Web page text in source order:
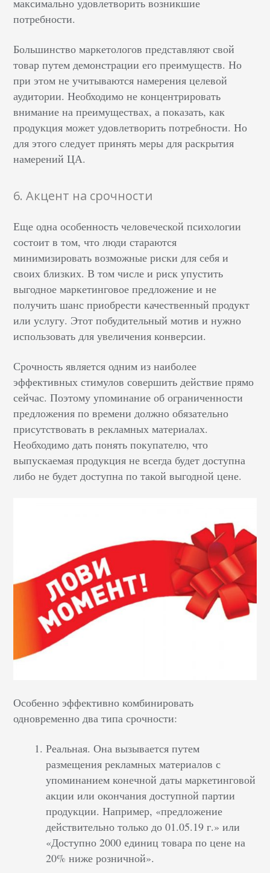
потребности.
Большинство маркетологов представляют свой
товар путем демонстрации его преимуществ. Но
при этом не учитываются намерения целевой
аудитории. Необходимо не концентрировать
внимание на преимуществах, а показать, как
продукция может удовлетворить потребности. Но
для этого следует принять меры для раскрытия
намерений ЦА.
6. Акцент на срочности
Еще одна особенность человеческой психологии
состоит в том, что люди стараются
минимизировать возможные риски для себя и
своих близких. В том числе и риск упустить
выгодное маркетинговое предложение и не
получить шанс приобрести качественный продукт
или услугу. Этот побудительный мотив и нужно
использовать для увеличения конверсии.
Срочность является одним из наиболее
эффективных стимулов совершить действие прямо
сейчас. Поэтому упоминание об ограниченности
предложения по времени должно обязательно
присутствовать в рекламных материалах.
Необходимо дать понять покупателю, что
выпускаемая продукция не всегда будет доступна
либо не будет доступна по такой выгодной цене.
Особенно эффективно комбинировать
одновременно два типа срочности:
Реальная. Она вызывается путем
размещения рекламных материалов с
упоминанием конечной даты маркетинговой
акции или окончания доступной партии
продукции. Например, «предложение
действительно только до 01.05.19 г.» или
«Доступно 2000 единиц товара по цене на
20% ниже розничной».